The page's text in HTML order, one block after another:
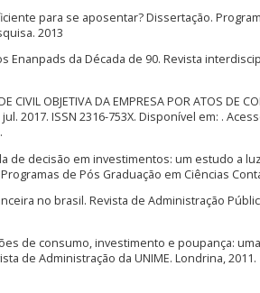
para se aposentar? Dissertação.
2013
Enanpads da Década de 90. Revista
OBJETIVA DA EMPRESA POR ATOS DE
2017. ISSN 2316-753X. Disponível em: .
de decisão em investimentos: um estudo a
de Pós Graduação em Ciências
no brasil. Revista de Administração
de consumo, investimento e poupança:
de Administração da UNIME. Londrina, 2011.